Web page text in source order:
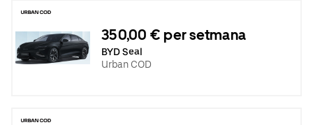
350,00 € per setmana
BYD Seal
Urban COD